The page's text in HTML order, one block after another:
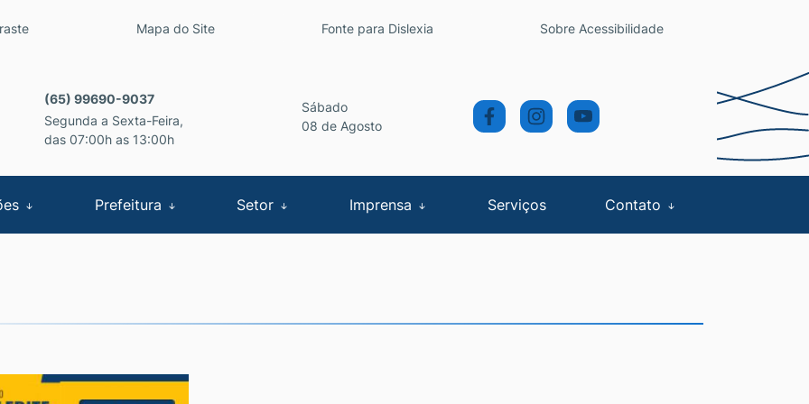
de acessibilidade
Mapa do Site Fonte para Dislexia Sobre Acessibilidade
(65) 99690-9037
Segunda a Sexta-Feira,
das 07:00h as 13:00h
Sábado
08 de Agosto
Prefeitura Setor Imprensa Serviços Contato